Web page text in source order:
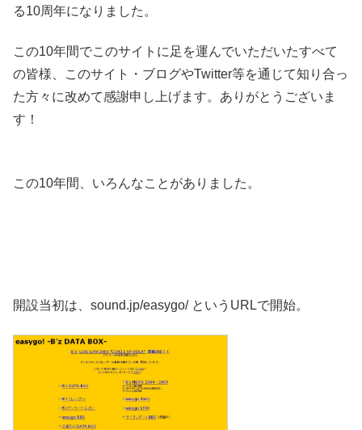
る10周年になりました。
この10年間でこのサイトに足を運んでいただいたすべて
の皆様、このサイト・ブログやTwitter等を通じて知り合っ
た方々に改めて感謝申し上げます。ありがとうございま
す！
この10年間、いろんなことがありました。
開設当初は、sound.jp/easygo/ というURLで開始。